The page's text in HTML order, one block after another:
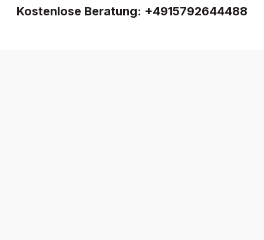
Kostenlose Beratung: +4915792644488